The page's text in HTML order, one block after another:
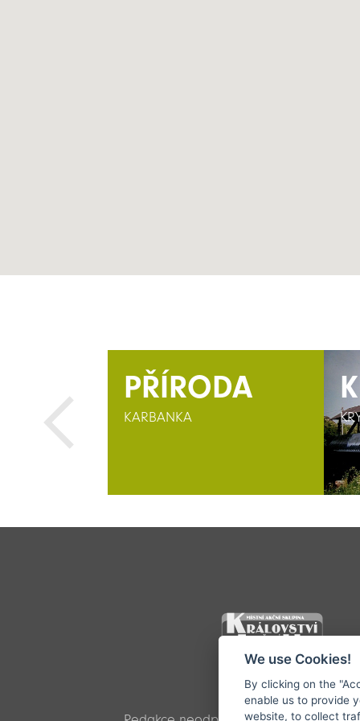
PŘÍRODA
KARBANKA
©1996 -
We use Cookies!
By clicking on the
enable us to provide
website, to collect